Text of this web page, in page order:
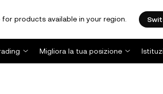
products available in your region.
Migliora la tua posizione